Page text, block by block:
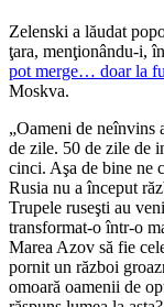
Zelenski a lăudat
ţara, menţionându-i,
pot merge… doar la
Moskva.
„Oameni de neînvins
de zile. 50 de zile de
cinci. Aşa de bine ne
Rusia nu a început
Trupele ruseşti au
transformat-o într-o
Marea Azov să fie
pornit un război
omoară oamenii de